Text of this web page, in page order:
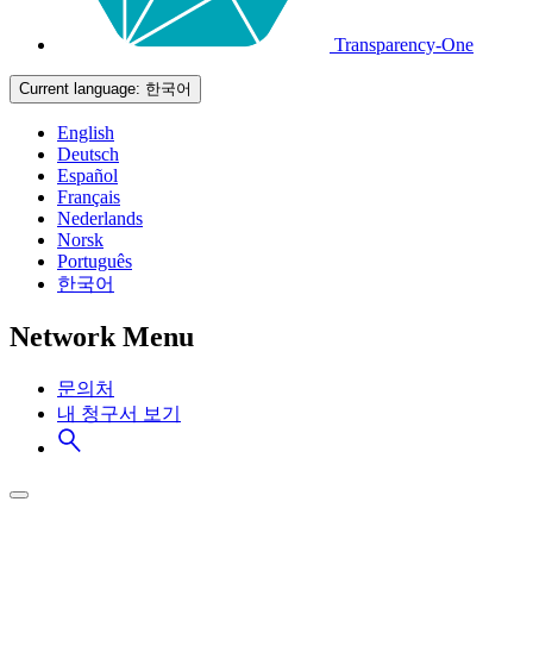
Transparency-One
Current language: 한국어
English
Deutsch
Español
Français
Nederlands
Norsk
Português
한국어
Network Menu
문의처
내 청구서 보기